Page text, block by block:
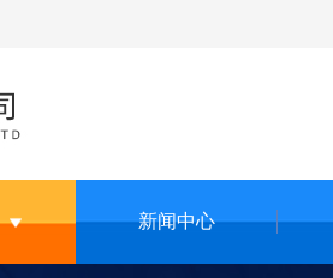
新闻中心